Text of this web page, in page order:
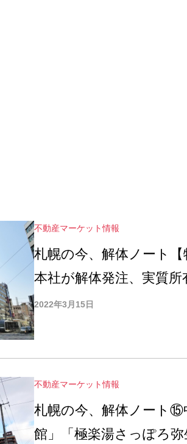
不動産マーケット情報
札幌の今、解体ノート
本社が解体発注、実質所
2022年3月15日
不動産マーケット情報
札幌の今、解体ノート⑮
館」「極楽湯さっぽろ弥